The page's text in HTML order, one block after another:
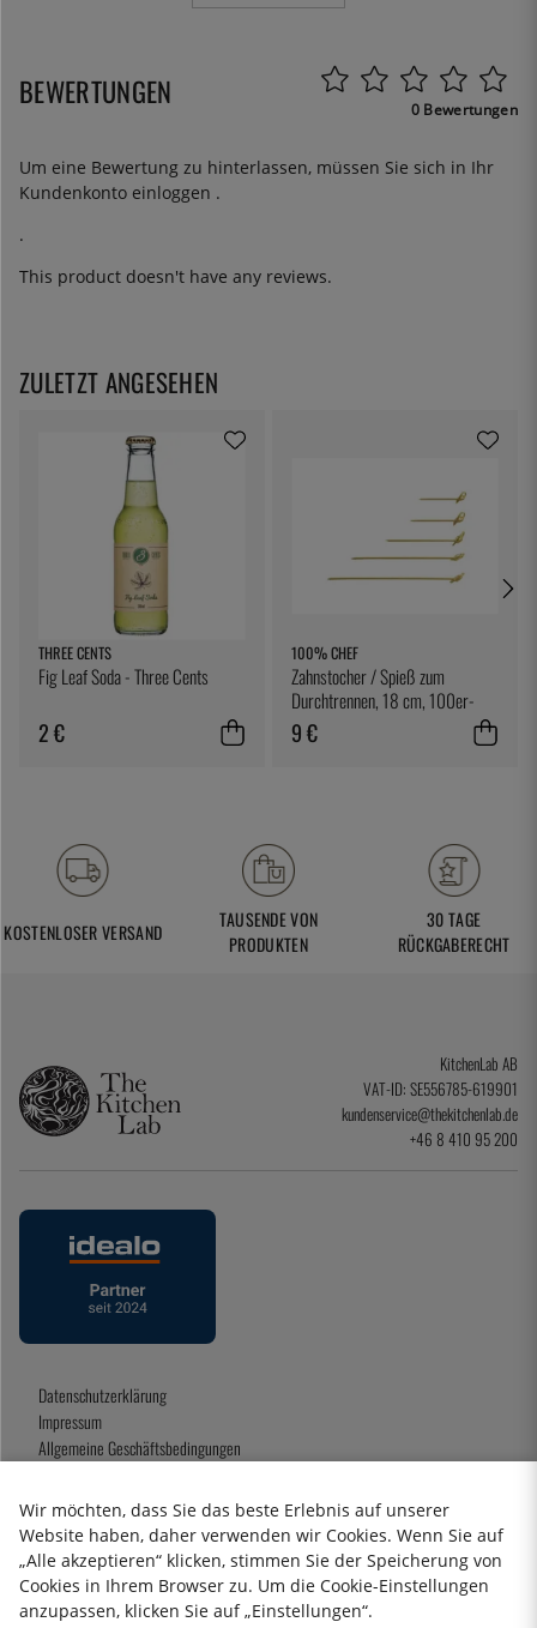
BEWERTUNGEN 0 Bewertungen
Um eine Bewertung zu hinterlassen, müssen Sie sich in Ihr
Kundenkonto einloggen .
.
This product doesn't have any reviews.
ZULETZT ANGESEHEN
THREE CENTS
Fig Leaf Soda - Three Cents
2 €
100% CHEF
Zahnstocher / Spieß zum
Durchtrennen, 18 cm, 100er-
Pack - 100% Chef
9 €
KOSTENLOSER VERSAND
TAUSENDE VON
PRODUKTEN
30 TAGE
RÜCKGABERECHT
KitchenLab AB
VAT-ID: SE556785-619901
kundenservice@thekitchenlab.de
+46 8 410 95 200
Datenschutzerklärung
Impressum
Allgemeine Geschäftsbedingungen
2026 KitchenLab AB
Wir möchten, dass Sie das beste Erlebnis auf unserer
Website haben, daher verwenden wir Cookies. Wenn Sie auf
„Alle akzeptieren“ klicken, stimmen Sie der Speicherung von
Cookies in Ihrem Browser zu. Um die Cookie-Einstellungen
anzupassen, klicken Sie auf „Einstellungen“.